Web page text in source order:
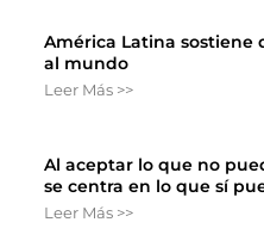
América Latina
al mundo
Leer Más >>
Al aceptar lo que no
se centra en lo que sí
Leer Más >>